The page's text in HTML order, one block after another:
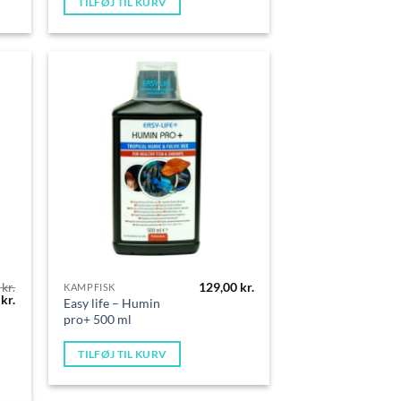
TILFØJ TIL KURV
kr.
kr.
KAMPFISK
Easy life – Humin
pro+ 500 ml
129,00 kr.
TILFØJ TIL KURV